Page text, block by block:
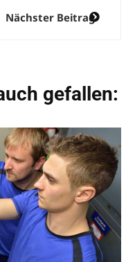
Nächster Beitrag
gefallen: